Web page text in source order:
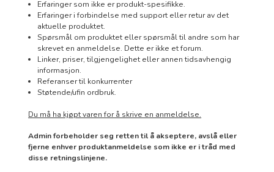
Erfaringer som ikke er produkt-spesifikke.
Erfaringer i forbindelse med support eller retur av det
aktuelle produktet.
Spørsmål om produktet eller spørsmål til andre som har
skrevet en anmeldelse. Dette er ikke et forum.
Linker, priser, tilgjengelighet eller annen tidsavhengig
informasjon.
Referanser til konkurrenter
Støtende/ufin ordbruk.
Du må ha kjøpt varen for å skrive en anmeldelse.
Admin forbeholder seg retten til å akseptere, avslå eller
fjerne enhver produktanmeldelse som ikke er i tråd med
disse retningslinjene.